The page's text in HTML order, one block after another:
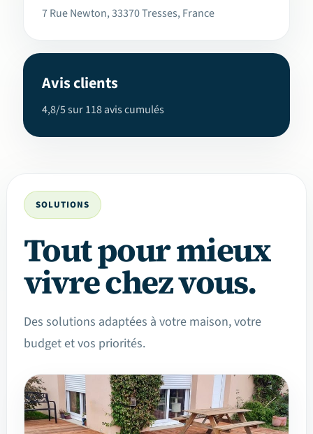
7 Rue Newton, 33370 Tresses, France
Avis clients
4,8/5 sur 118 avis cumulés
SOLUTIONS
Tout pour mieux
vivre chez vous.
Des solutions adaptées à votre maison, votre
budget et vos priorités.